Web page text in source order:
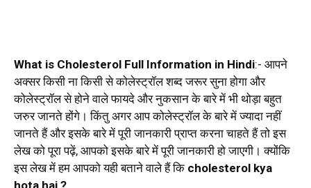
What is Cholesterol Full Information in Hindi:- आपने
अक्सर किसी ना किसी से कोलेस्ट्रॉल शब्द जरूर सुना होगा और
कोलेस्ट्रॉल से होने वाले फायदे और नुकसान के बारे में भी थोड़ा बहुत
जरुर जानते होंगे। किंतु अगर आप कोलेस्ट्रॉल के बारे में ज्यादा नहीं
जानते हैं और इसके बारे में पूरी जानकारी प्राप्त करना चाहते हैं तो इस
लेख को पूरा पढ़ें, आपको इसके बारे में पूरी जानकारी हो जाएगी। क्योंकि
इस लेख में हम आपको यही बताने वाले हैं कि cholesterol kya
hota hai ?